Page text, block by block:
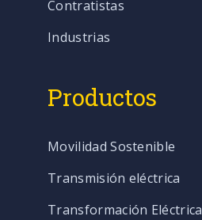
Contratistas
Industrias
Productos
Movilidad Sostenible
Transmisión eléctrica
Transformación Eléctrica